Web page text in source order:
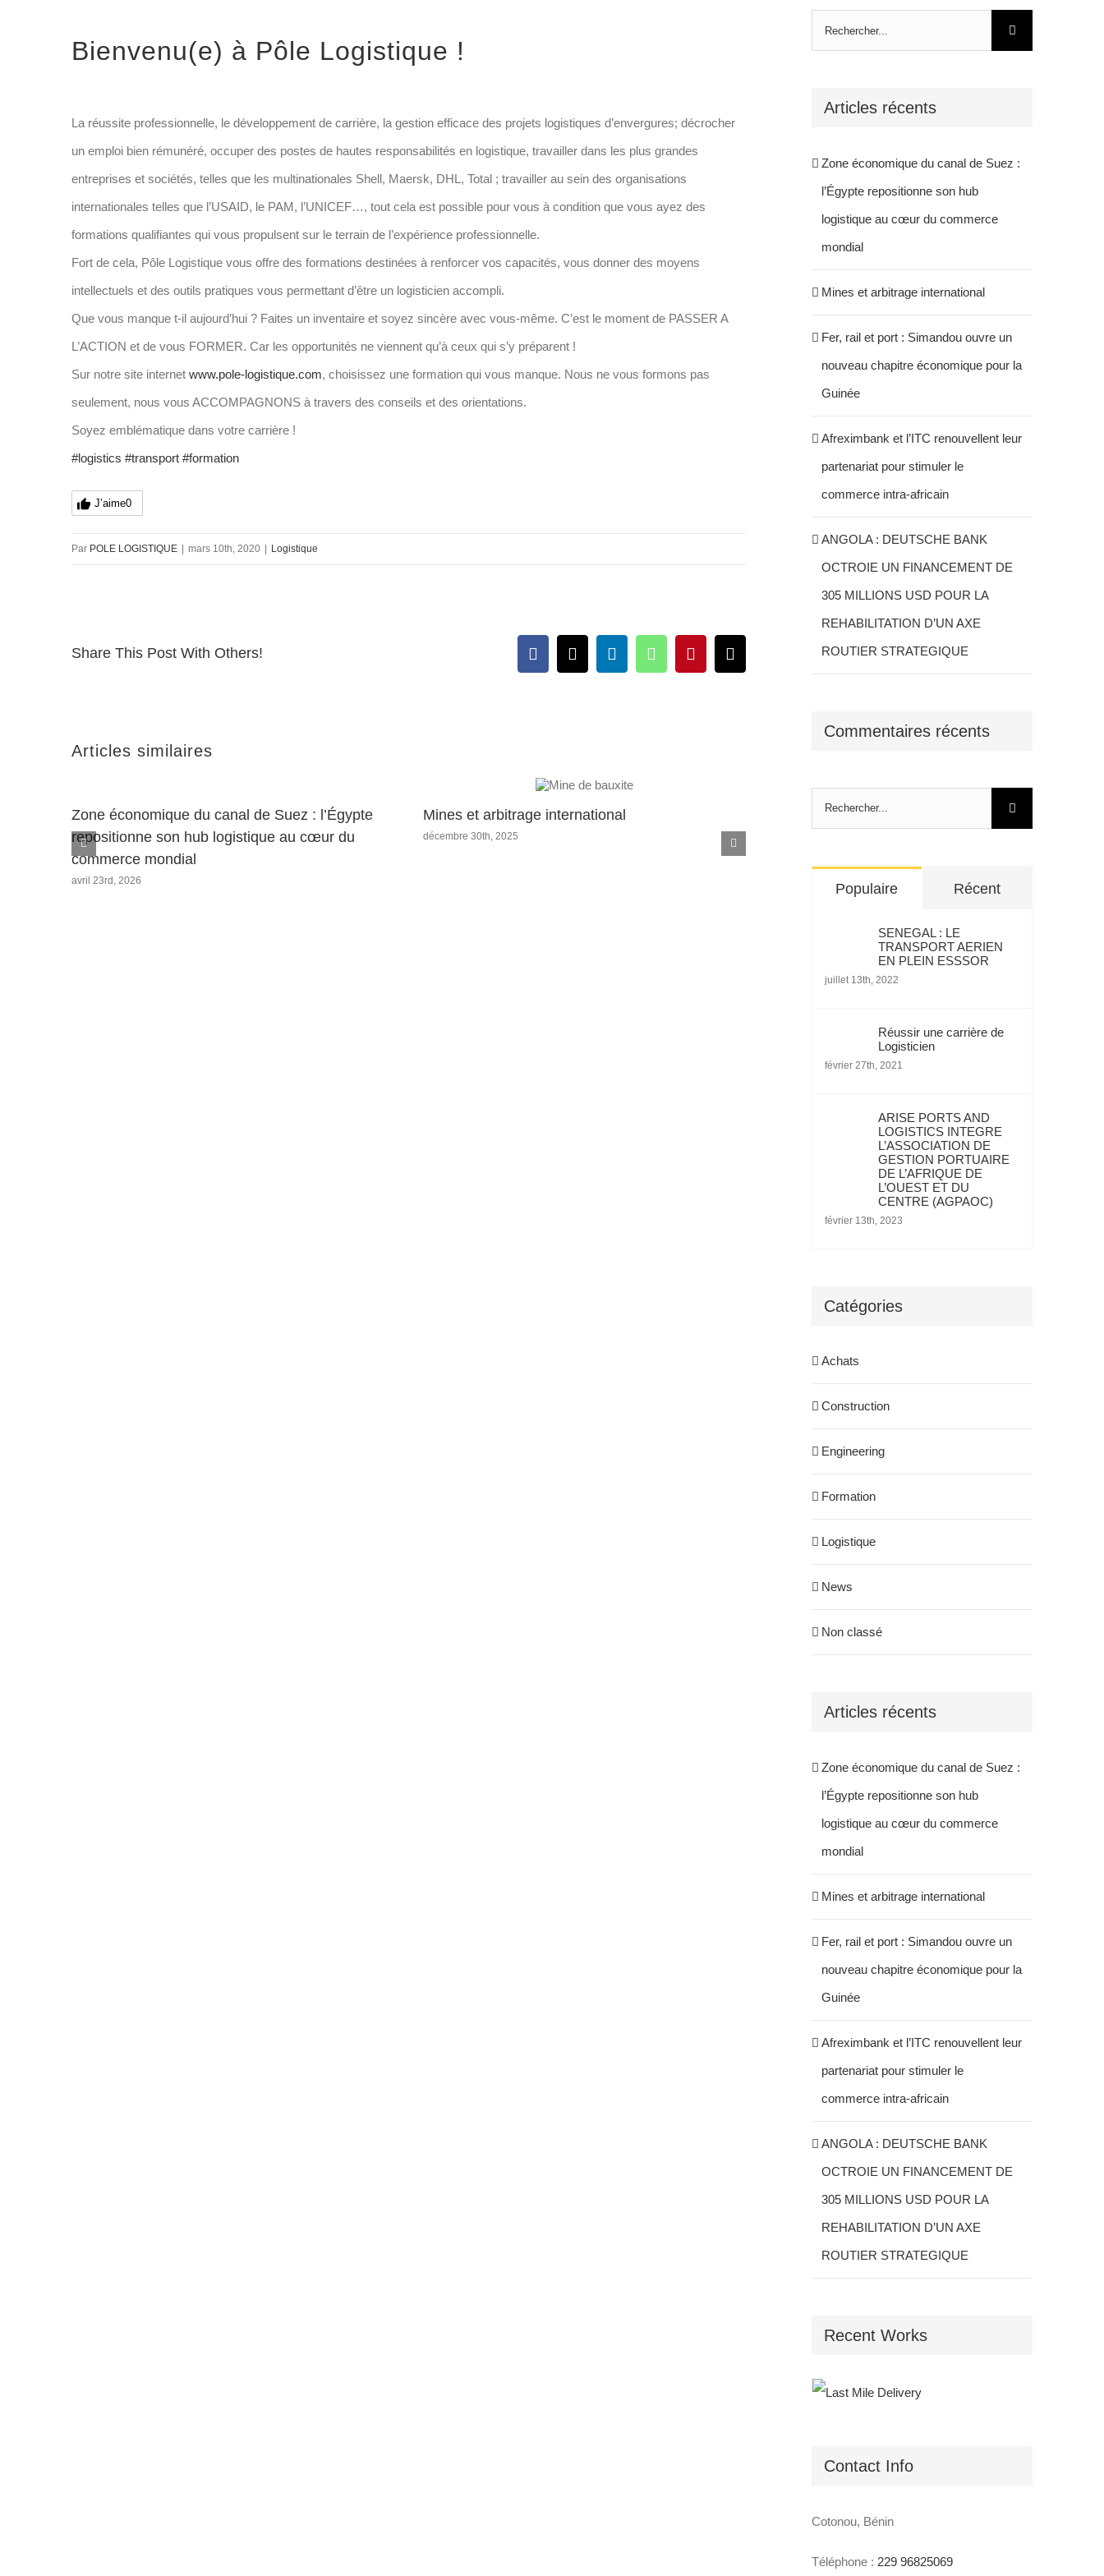
l'image
Bienvenu(e) à Pôle Logistique !
La réussite professionnelle, le développement de carrière, la gestion efficace des projets logistiques d’envergures; décrocher
un emploi bien rémunéré, occuper des postes de hautes responsabilités en logistique, travailler dans les plus grandes
entreprises et sociétés, telles que les multinationales Shell, Maersk, DHL, Total ; travailler au sein des organisations
internationales telles que l’USAID, le PAM, l’UNICEF…, tout cela est possible pour vous à condition que vous ayez des
formations qualifiantes qui vous propulsent sur le terrain de l’expérience professionnelle.
Fort de cela, Pôle Logistique vous offre des formations destinées à renforcer vos capacités, vous donner des moyens
intellectuels et des outils pratiques vous permettant d’être un logisticien accompli.
Que vous manque t-il aujourd’hui ? Faites un inventaire et soyez sincère avec vous-même. C’est le moment de PASSER A
L’ACTION et de vous FORMER. Car les opportunités ne viennent qu’à ceux qui s’y préparent !
Sur notre site internet www.pole-logistique.com, choisissez une formation qui vous manque. Nous ne vous formons pas
seulement, nous vous ACCOMPAGNONS à travers des conseils et des orientations.
Soyez emblématique dans votre carrière !
#logistics #transport #formation
J’aime0
Par POLE LOGISTIQUE mars 10th, 2020 Logistique
Share This Post With Others! Facebook
X LinkedInWhatsAppPinterestEmail
Articles similaires
Zone économique du canal de Suez : l’Égypte
repositionne son hub logistique au cœur du
commerce mondial
avril 23rd, 2026
Mines et arbitrage international
décembre 30th, 2025
Fer, rail et port : Simandou ouvre un nouveau
Articles récents
Zone économique du canal de Suez :
l’Égypte repositionne son hub
logistique au cœur du commerce
mondial
Mines et arbitrage international
Fer, rail et port : Simandou ouvre un
nouveau chapitre économique pour la
Guinée
Afreximbank et l’ITC renouvellent leur
partenariat pour stimuler le
commerce intra-africain
ANGOLA : DEUTSCHE BANK
OCTROIE UN FINANCEMENT DE
305 MILLIONS USD POUR LA
REHABILITATION D’UN AXE
ROUTIER STRATEGIQUE
Commentaires récents
Rechercher:
Populaire Récent
SENEGAL : LE
TRANSPORT AERIEN
EN PLEIN ESSSOR
juillet 13th, 2022
Réussir une carrière de
Logisticien
février 27th, 2021
ARISE PORTS AND
LOGISTICS INTEGRE
L’ASSOCIATION DE
GESTION PORTUAIRE
DE L’AFRIQUE DE
L’OUEST ET DU
CENTRE (AGPAOC)
février 13th, 2023
Catégories
Achats
Construction
Engineering
Formation
Logistique
News
Non classé
Articles récents
Zone économique du canal de Suez :
l’Égypte repositionne son hub
logistique au cœur du commerce
mondial
Mines et arbitrage international
Fer, rail et port : Simandou ouvre un
nouveau chapitre économique pour la
Guinée
Afreximbank et l’ITC renouvellent leur
partenariat pour stimuler le
commerce intra-africain
ANGOLA : DEUTSCHE BANK
OCTROIE UN FINANCEMENT DE
305 MILLIONS USD POUR LA
REHABILITATION D’UN AXE
ROUTIER STRATEGIQUE
Recent Works
Contact Info
Cotonou, Bénin
Téléphone : 229 96825069